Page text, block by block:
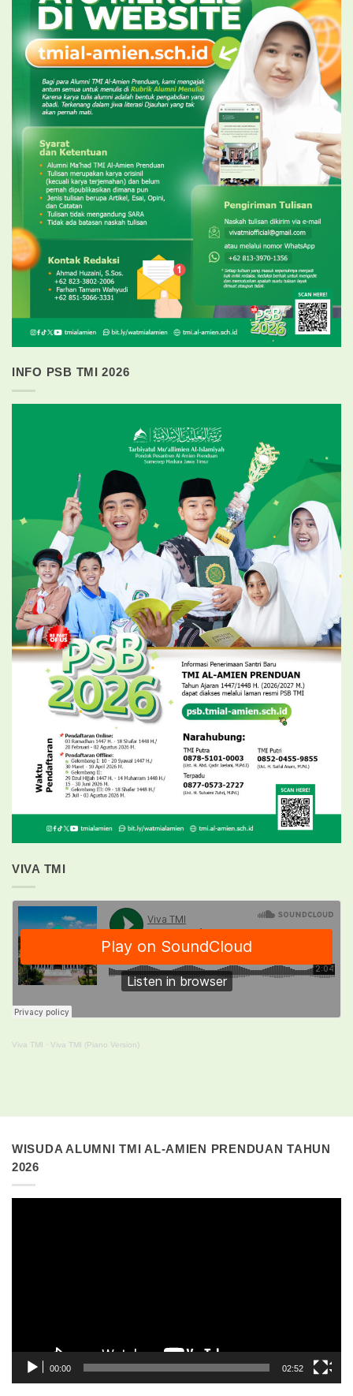
INFO PSB TMI 2026
VIVA TMI
Viva TMI · Viva TMI (Piano Version)
WISUDA ALUMNI TMI AL-AMIEN PRENDUAN TAHUN
2026
00:00 02:52